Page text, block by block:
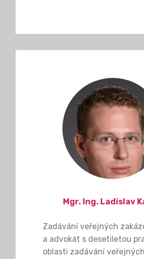
Mgr. Ing. Ladislav
Zadávání veřejných
a advokát s desetiletou
oblasti zadávání veřejných